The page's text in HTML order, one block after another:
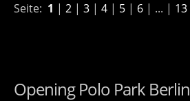
Seite: 1 | 2 | 3 | 4 | 5 | 6 | ... | 13
Opening Polo Park Berlin